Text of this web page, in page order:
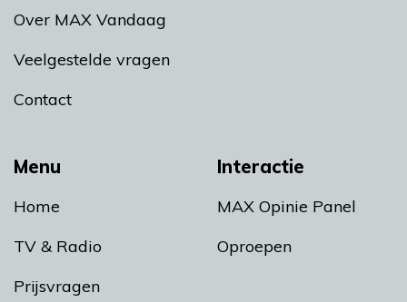
Menu
Home
TV & Radio
Prijsvragen
Interactie
MAX Opinie Panel
Oproepen
Over MAX Vandaag
Veelgestelde vragen
Contact